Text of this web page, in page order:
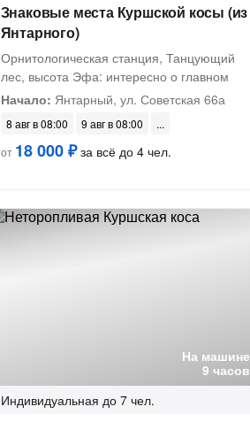
Знаковые места Куршской косы (из
Янтарного)
Орнитологическая станция, Танцующий
лес, высота Эфа: интересно о главном
Начало: Янтарный, ул. Советская 66а
8 авг в 08:00
9 авг в 08:00
от 18 000 ₽за всё до 4 чел.
На машине
9 часов
Индивидуальная до 7 чел.